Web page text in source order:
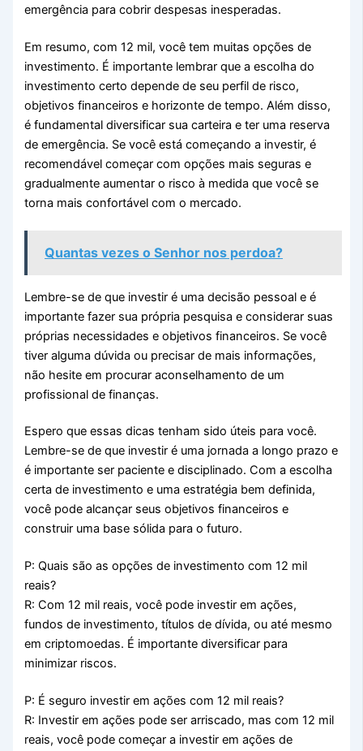
emergência para cobrir despesas inesperadas.
Em resumo, com 12 mil, você tem muitas opções de
investimento. É importante lembrar que a escolha do
investimento certo depende de seu perfil de risco,
objetivos financeiros e horizonte de tempo. Além disso,
é fundamental diversificar sua carteira e ter uma reserva
de emergência. Se você está começando a investir, é
recomendável começar com opções mais seguras e
gradualmente aumentar o risco à medida que você se
torna mais confortável com o mercado.
Quantas vezes o Senhor nos perdoa?
Lembre-se de que investir é uma decisão pessoal e é
importante fazer sua própria pesquisa e considerar suas
próprias necessidades e objetivos financeiros. Se você
tiver alguma dúvida ou precisar de mais informações,
não hesite em procurar aconselhamento de um
profissional de finanças.
Espero que essas dicas tenham sido úteis para você.
Lembre-se de que investir é uma jornada a longo prazo e
é importante ser paciente e disciplinado. Com a escolha
certa de investimento e uma estratégia bem definida,
você pode alcançar seus objetivos financeiros e
construir uma base sólida para o futuro.
P: Quais são as opções de investimento com 12 mil
reais?
R: Com 12 mil reais, você pode investir em ações,
fundos de investimento, títulos de dívida, ou até mesmo
em criptomoedas. É importante diversificar para
minimizar riscos.
P: É seguro investir em ações com 12 mil reais?
R: Investir em ações pode ser arriscado, mas com 12 mil
reais, você pode começar a investir em ações de